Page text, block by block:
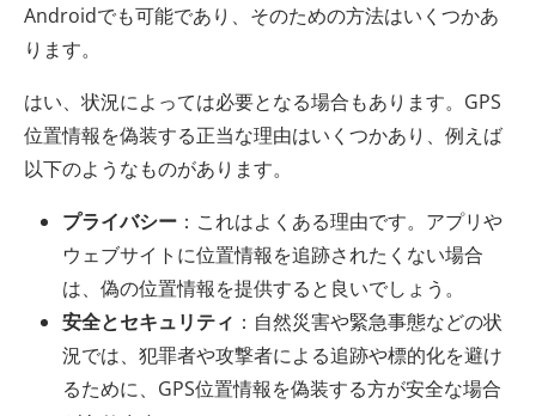
Androidでも可能であり、そのための方法はいくつかあ
ります。
はい、状況によっては必要となる場合もあります。GPS
位置情報を偽装する正当な理由はいくつかあり、例えば
以下のようなものがあります。
プライバシー ：これはよくある理由です。アプリや
ウェブサイトに位置情報を追跡されたくない場合
は、偽の位置情報を提供すると良いでしょう。
安全とセキュリティ ：自然災害や緊急事態などの状
況では、犯罪者や攻撃者による追跡や標的化を避け
るために、GPS位置情報を偽装する方が安全な場合